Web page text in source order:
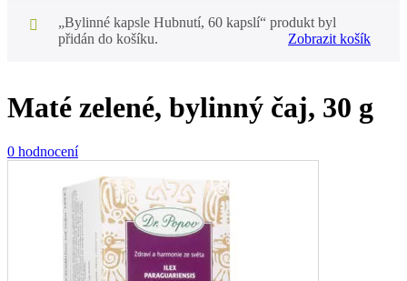
„Bylinné kapsle Hubnutí, 60 kapslí“ produkt byl
přidán do košíku.
Zobrazit košík
Maté zelené, bylinný čaj, 30 g
0 hodnocení